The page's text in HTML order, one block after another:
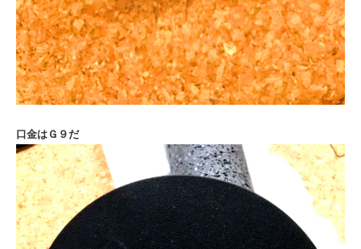
口金はＧ９だ